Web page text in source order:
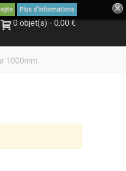
0 objet(s) - 0,00 €
Plus d'informations
1000mm